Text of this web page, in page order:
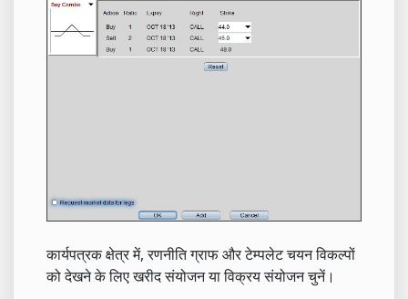
कार्यपत्रक क्षेत्र में, रणनीति ग्राफ और टेम्पलेट चयन विकल्पों
को देखने के लिए खरीद संयोजन या विक्रय संयोजन चुनें।